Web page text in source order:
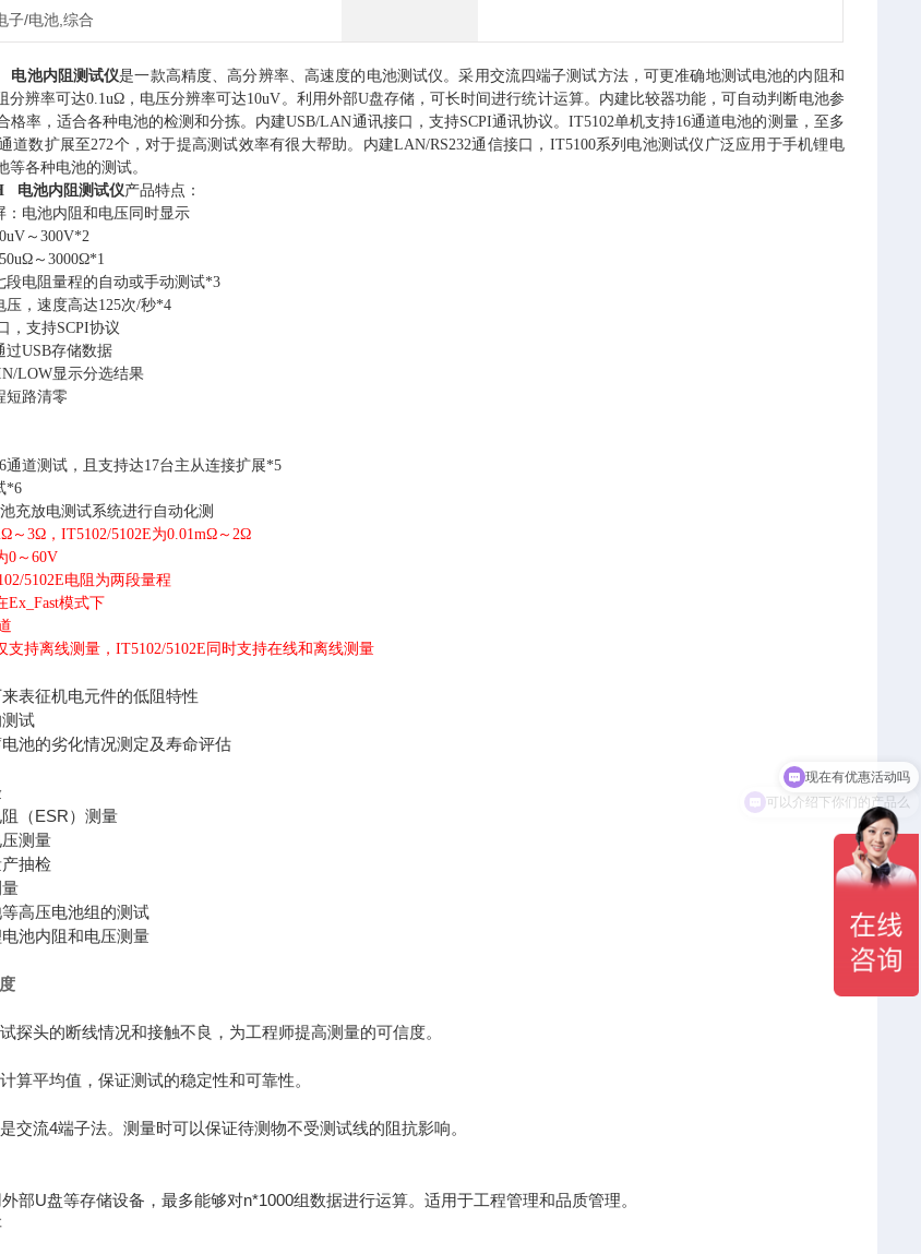
子/电池,综合
池内阻测试仪是一款高精度、高分辨率、高速度的电池测试仪。采用交流四端子测试方法，可更准确地测试电池的内阻和
分辨率可达0.1uΩ，电压分辨率可达10uV。利用外部U盘存储，可长时间进行统计运算。内建比较器功能，可自动判断电池参
格率，适合各种电池的检测和分拣。内建USB/LAN通讯接口，支持SCPI通讯协议。IT5102单机支持16通道电池的测量，至多
道数扩展至272个，对于提高测试效率有很大帮助。内建LAN/RS232通信接口，IT5100系列电池测试仪广泛应用于手机锂电
等各种电池的测试。
电池内阻测试仪产品特点：
：电池内阻和电压同时显示
～300V*2
～3000Ω*1
段电阻量程的自动或手动测试*3
压，速度高达125次/秒*4
，支持SCPI协议
过USB存储数据
LOW显示分选结果
短路清零
通道测试，且支持达17台主从连接扩展*5
*6
充放电测试系统进行自动化测
～3Ω，IT5102/5102E为0.01mΩ～2Ω
～60V
5102E电阻为两段量程
模式下
持离线测量，IT5102/5102E同时支持在线和离线测量
表征机电元件的低阻特性
试
池的劣化情况测定及寿命评估
（ESR）测量
测量
抽检
高压电池组的测试
池内阻和电压测量
的断线情况和接触不良，为工程师提高测量的可信度。
平均值，保证测试的稳定性和可靠性。
4端子法。测量时可以保证待测物不受测试线的阻抗影响。
部U盘等存储设备，最多能够对n*1000组数据进行运算。适用于工程管理和品质管理。
可以介绍下你们的产品么